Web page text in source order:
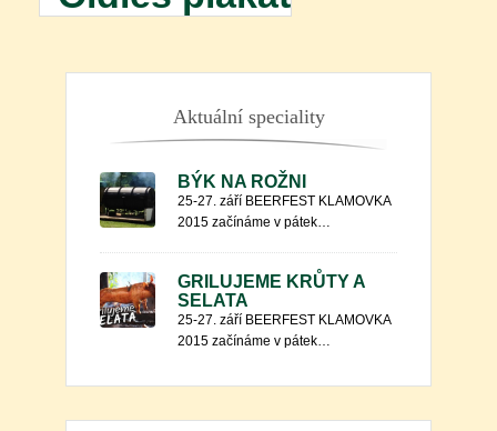
Aktuální speciality
BÝK NA ROŽNI
25-27. září BEERFEST KLAMOVKA
2015 začínáme v pátek…
GRILUJEME KRŮTY A
SELATA
25-27. září BEERFEST KLAMOVKA
2015 začínáme v pátek…